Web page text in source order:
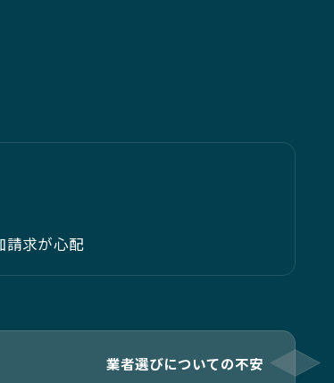
請求が心配
業者選びについての不安